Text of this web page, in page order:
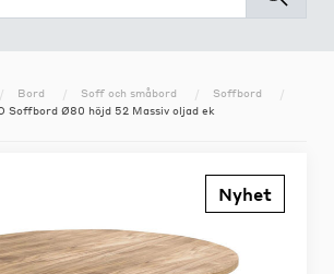
Bord Soff och småbord
Soffbord
Soffbord Ø80 höjd 52 Massiv oljad ek
Nyhet